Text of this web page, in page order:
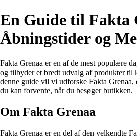
En Guide til Fakta
Åbningstider og
Fakta Grenaa er en af de mest populære
og tilbyder et bredt udvalg af produkter til
denne guide vil vi udforske Fakta Grenaa,
du kan forvente, når du besøger butikken.
Om Fakta Grenaa
Fakta Grenaa er en del af den velkendte